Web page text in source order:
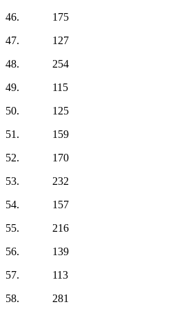
46. 175
47. 127
48. 254
49. 115
50. 125
51. 159
52. 170
53. 232
54. 157
55. 216
56. 139
57. 113
58. 281